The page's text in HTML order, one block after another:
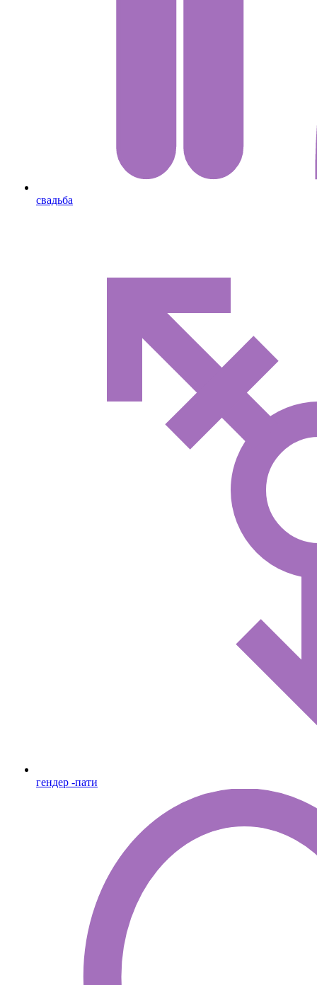
свадьба
гендер -пати